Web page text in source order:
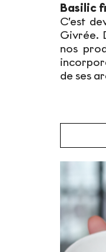
Basilic
C’est
Givrée.
nos
de ses